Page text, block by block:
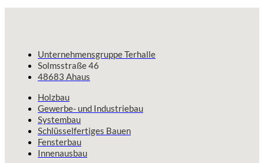
Unternehmensgruppe Terhalle
Solmsstraße 46
48683 Ahaus
Holzbau
Gewerbe- und Industriebau
Systembau
Schlüsselfertiges Bauen
Fensterbau
Innenausbau